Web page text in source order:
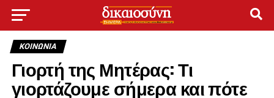
ΚΟΙΝΩΝΊΑ
Γιορτή της Μητέρας: Τι
γιορτάζουμε σήμερα και πότε